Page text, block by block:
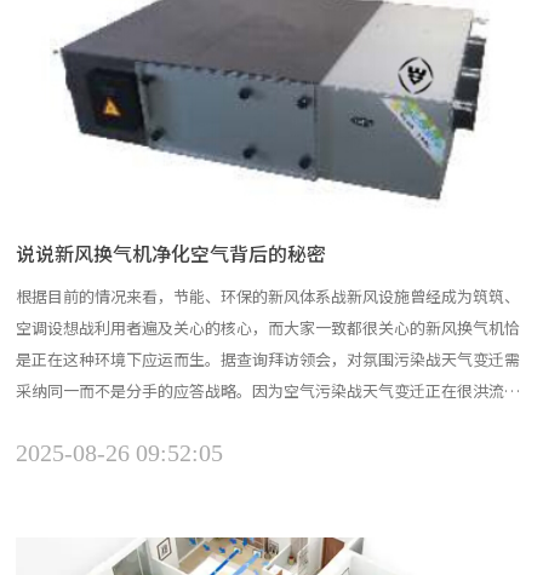
说说新风换气机净化空气背后的秘密
根据目前的情况来看，节能、环保的新风体系战新风设施曾经成为筑筑、
空调设想战利用者遍及关心的核心，而大家一致都很关心的新风换气机恰
是正在这种环境下应运而生。据查询拜访领会，对氛围污染战天气变迁需
采纳同一而不是分手的应答战略。因为空气污染战天气变迁正在很洪流平
污染与削减温室气体排放天气外行动上应是分歧的。新风换气机按照正在
2025-08-26 09:52:05